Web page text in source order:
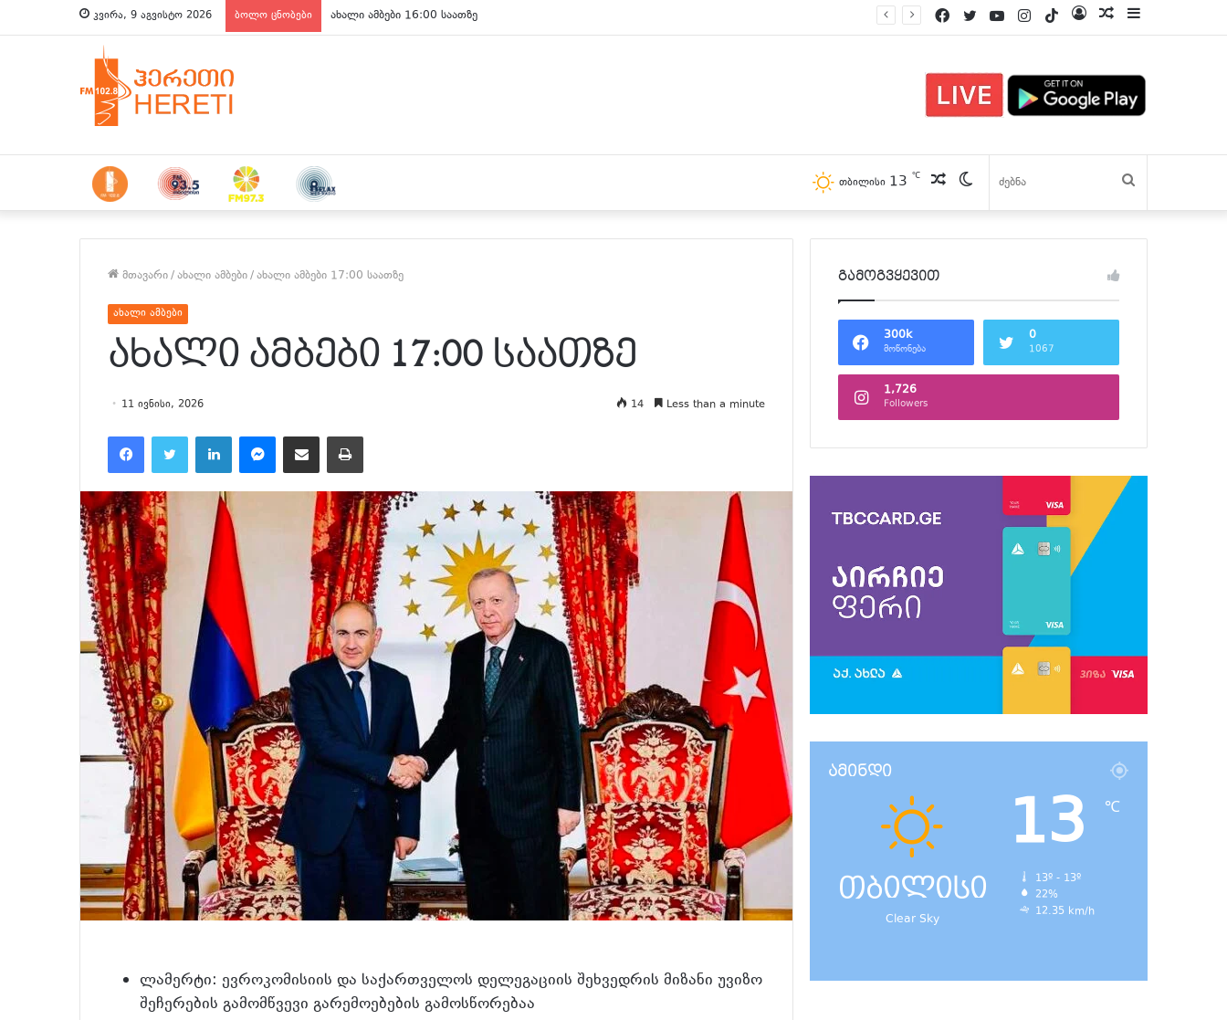
კვირა, 9 აგვისტო 2026 ბოლო ცნობები ახალი ამბები 15:00 საათზე პოსტები
Log
TikTok
Instagram
YouTube
Twitter
Facebook
Switch
skin
პოსტები
თბილისი 13 ℃
მთავარი/ახალი ამბები/ახალი ამბები 17:00 საათზე
ახალი ამბები
ახალი ამბები 17:00 საათზე
11 ივნისი, 2026 14 Less than a minute
ლამერტი: ევროკომისიის და საქართველოს დელეგაციის შეხვედრის მიზანი უვიზო
შეჩერების გამომწვევი გარემოებების გამოსწორებაა
გამოგვყევით
300k
მოწონება
0
1067
1,726
Followers
ამინდი
თბილისი
Clear Sky
13 ℃
13º - 13º
22%
12.35 km/h